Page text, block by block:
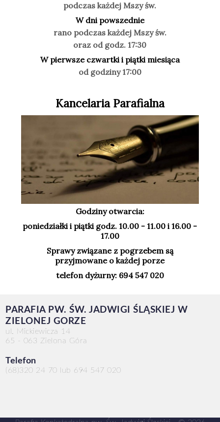
podczas każdej Mszy św.
W dni powszednie
rano podczas każdej Mszy św.
oraz od godz. 17:30
W pierwsze czwartki i piątki miesiąca
od godziny 17:00
Kancelaria Parafialna
Godziny otwarcia:
poniedziałki i piątki godz. 10.00 - 11.00 i 16.00 -
17.00
Sprawy związane z pogrzebem są
przyjmowane o każdej porze
telefon dyżurny: 694 547 020
PARAFIA PW. ŚW. JADWIGI ŚLĄSKIEJ W
ZIELONEJ GORZE
ul. Mickiewicza 14
65 - 063 Zielona Góra
Telefon
(68)320 24 70 lub 694 547 020